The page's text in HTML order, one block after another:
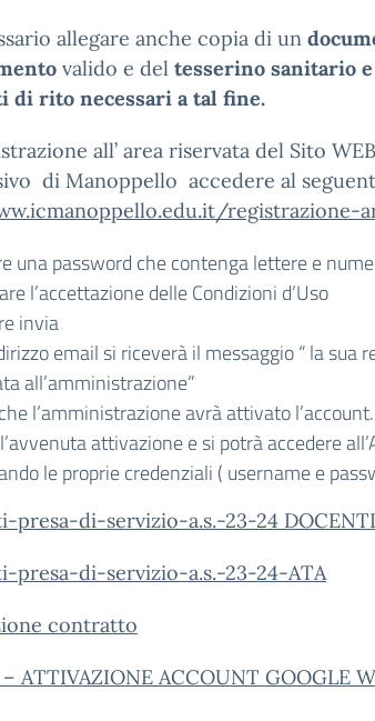
allegare anche copia di un
valido e del tesserino sanitario
di rito necessari a tal fine.
all’ area riservata del Sito
di Manoppello accedere al
registrazione-
una password che contenga lettere e
l’accettazione delle Condizioni d’Uso
invia
email si riceverà il messaggio “ la sua
all’amministrazione”
l’amministrazione avrà attivato
attivazione e si potrà accedere
le proprie credenziali ( username e
presa-di-servizio-a.s.-23-24 DOCENTI
presa-di-servizio-a.s.-23-24-ATA
contratto
ATTIVAZIONE ACCOUNT GOOGLE